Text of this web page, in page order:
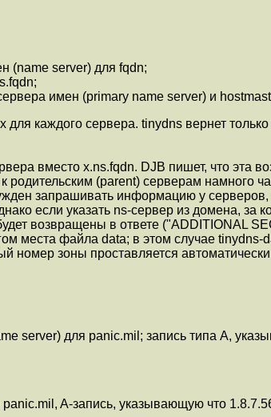
(name server) для fqdn;
имен (primary name server) и
каждого сервера. tinydns вернет
вместо x.ns.fqdn. DJB пишет, что эта
(parent) серверам намного
запрашивать информацию у
если указать ns-сервер из домена, за
возвращены в ответе ("ADDITIONAL
места файла data; в этом случае tinydns-
номер зоны проставляется
server) для panic.mil; запись типа A,
A-запись, указывающую что